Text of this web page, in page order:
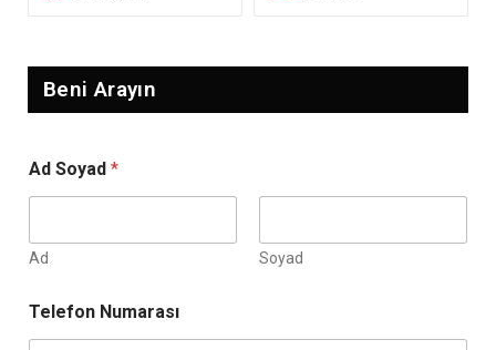
Beni Arayın
Ad Soyad *
Ad Soyad
e
l
Telefon Numarası